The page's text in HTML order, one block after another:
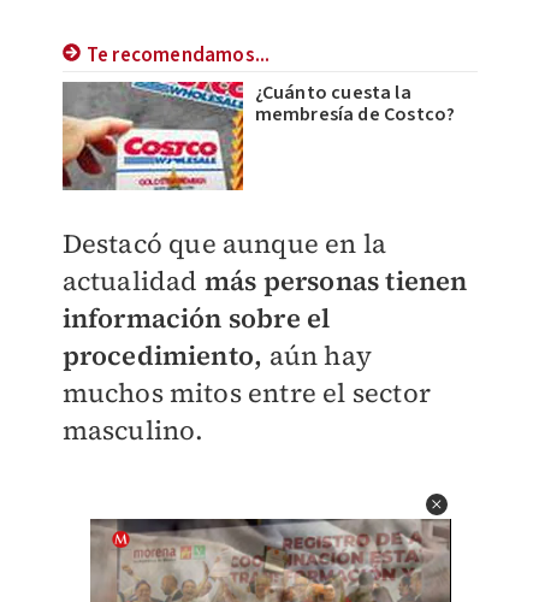
Te recomendamos...
¿Cuánto cuesta la
membresía de Costco?
Destacó que aunque en la
actualidad más personas tienen
información sobre el
procedimiento, aún hay
muchos mitos entre el sector
masculino.